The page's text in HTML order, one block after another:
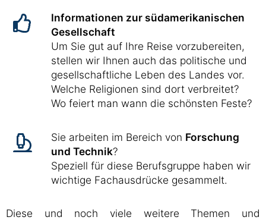
Informationen zur südamerikanischen
Gesellschaft
Um Sie gut auf Ihre Reise vorzubereiten,
stellen wir Ihnen auch das politische und
gesellschaftliche Leben des Landes vor.
Welche Religionen sind dort verbreitet?
Wo feiert man wann die schönsten Feste?
Sie arbeiten im Bereich von Forschung
und Technik?
Speziell für diese Berufsgruppe haben wir
wichtige Fachausdrücke gesammelt.
Diese und noch viele weitere Themen und